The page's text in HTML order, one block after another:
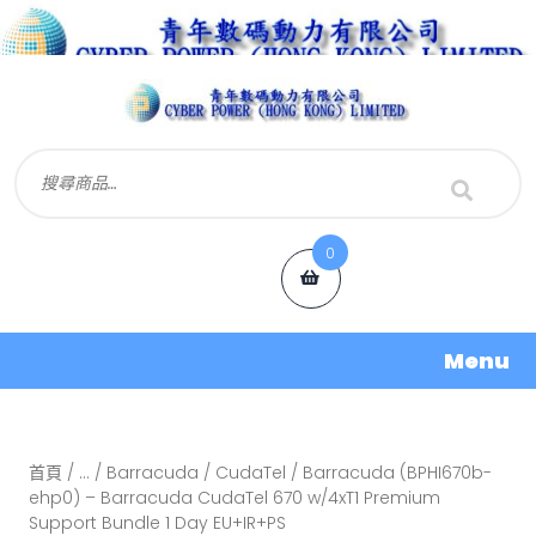
0
Menu
首頁 / ... / Barracuda / CudaTel / Barracuda (BPHI670b-
ehp0) – Barracuda CudaTel 670 w/4xT1 Premium
Support Bundle 1 Day EU+IR+PS